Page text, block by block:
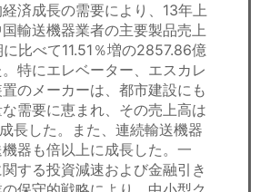
済成長の需要により、13年上
輸送機器業者の主要製品売上
比べて11.51％増の2857.86億
特にエレベーター、エスカレ
のメーカーは、都市建設にも
需要に恵まれ、その売上高は
長した。また、連続輸送機器
器も倍以上に成長した。一
する投資減速および金融引き